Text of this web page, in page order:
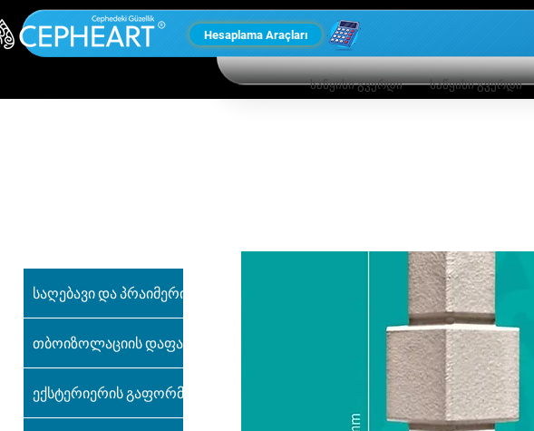
Hesaplama Araçları
საწყისი გვერდი საწყისი გვერდი
საღებავი და პრაიმერი
თბოიზოლაციის დაფა
ექსტერიერის გაფორმება